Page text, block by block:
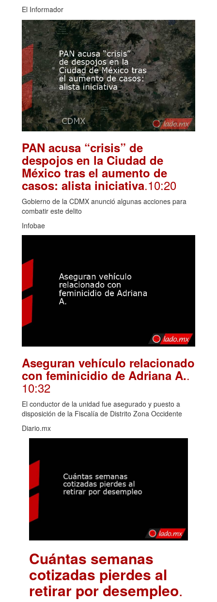
El Informador
PAN acusa “crisis” de
despojos en la Ciudad de
México tras el aumento de
casos: alista iniciativa.10:20
Gobierno de la CDMX anunció algunas acciones para
combatir este delito
Infobae
Aseguran vehículo relacionado
con feminicidio de Adriana A..
10:32
El conductor de la unidad fue asegurado y puesto a
disposición de la Fiscalía de Distrito Zona Occidente
Diario.mx
Cuántas semanas
cotizadas pierdes al
retirar por desempleo.